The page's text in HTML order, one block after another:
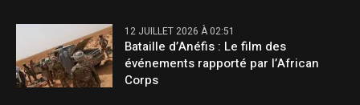
12 JUILLET 2026 À 02:51
Bataille d’Anéfis : Le film des
événements rapporté par l’African
Corps